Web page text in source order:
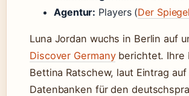
Agentur: Players (Der Spiegel
Luna Jordan wuchs in Berlin auf
Discover Germanyberichtet. Ihre
Bettina Ratschew, laut Eintrag auf
Datenbanken für den